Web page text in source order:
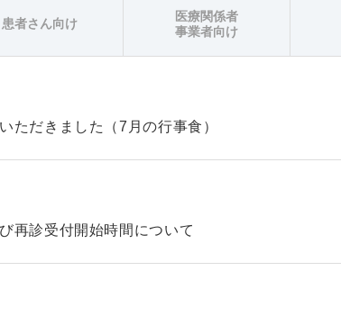
患者さん向け
医療関係者
事業者向け
ただきました（7月の行事食）
再診受付開始時間について